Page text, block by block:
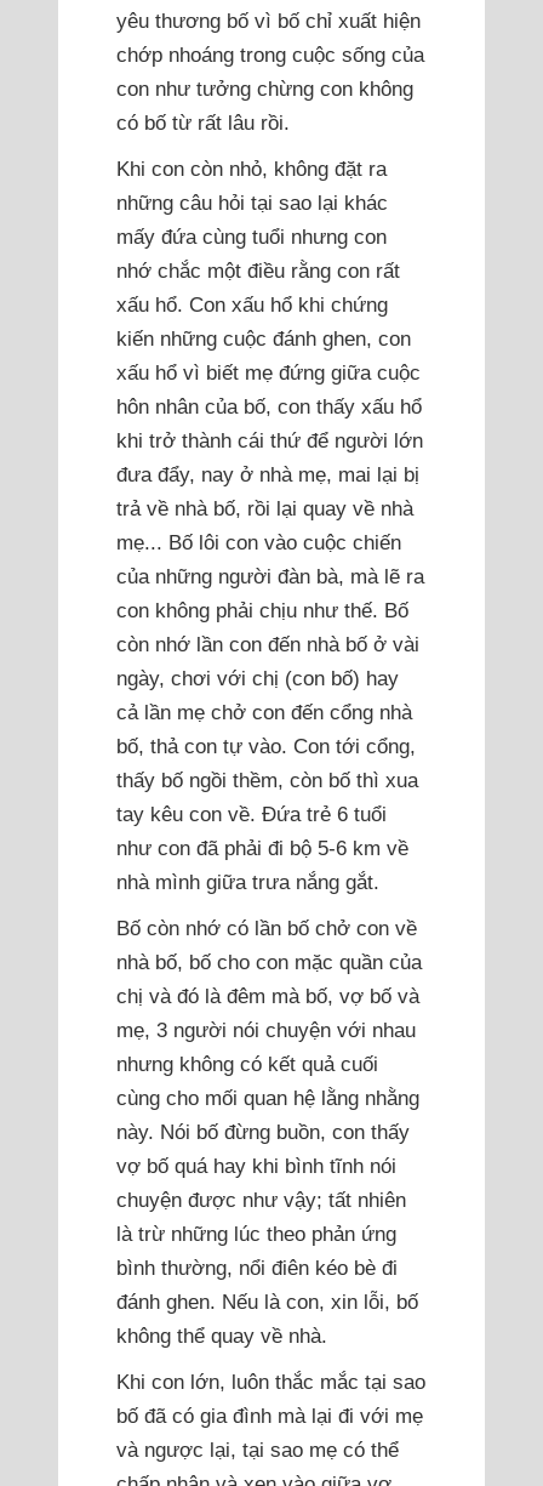
yêu thương bố vì bố chỉ xuất hiện
chớp nhoáng trong cuộc sống của
con như tưởng chừng con không
có bố từ rất lâu rồi.
Khi con còn nhỏ, không đặt ra
những câu hỏi tại sao lại khác
mấy đứa cùng tuổi nhưng con
nhớ chắc một điều rằng con rất
xấu hổ. Con xấu hổ khi chứng
kiến những cuộc đánh ghen, con
xấu hổ vì biết mẹ đứng giữa cuộc
hôn nhân của bố, con thấy xấu hổ
khi trở thành cái thứ để người lớn
đưa đẩy, nay ở nhà mẹ, mai lại bị
trả về nhà bố, rồi lại quay về nhà
mẹ... Bố lôi con vào cuộc chiến
của những người đàn bà, mà lẽ ra
con không phải chịu như thế. Bố
còn nhớ lần con đến nhà bố ở vài
ngày, chơi với chị (con bố) hay
cả lần mẹ chở con đến cổng nhà
bố, thả con tự vào. Con tới cổng,
thấy bố ngồi thềm, còn bố thì xua
tay kêu con về. Đứa trẻ 6 tuổi
như con đã phải đi bộ 5-6 km về
nhà mình giữa trưa nắng gắt.
Bố còn nhớ có lần bố chở con về
nhà bố, bố cho con mặc quần của
chị và đó là đêm mà bố, vợ bố và
mẹ, 3 người nói chuyện với nhau
nhưng không có kết quả cuối
cùng cho mối quan hệ lằng nhằng
này. Nói bố đừng buồn, con thấy
vợ bố quá hay khi bình tĩnh nói
chuyện được như vậy; tất nhiên
là trừ những lúc theo phản ứng
bình thường, nổi điên kéo bè đi
đánh ghen. Nếu là con, xin lỗi, bố
không thể quay về nhà.
Khi con lớn, luôn thắc mắc tại sao
bố đã có gia đình mà lại đi với mẹ
và ngược lại, tại sao mẹ có thể